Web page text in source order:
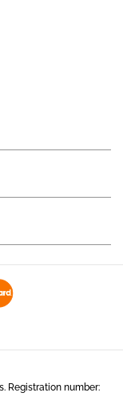
Registration number: